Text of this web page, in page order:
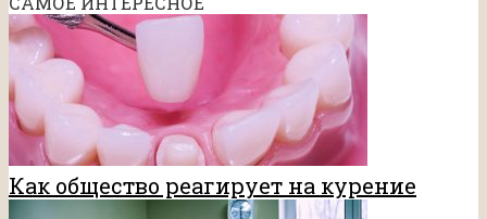
Как общество реагирует на курение